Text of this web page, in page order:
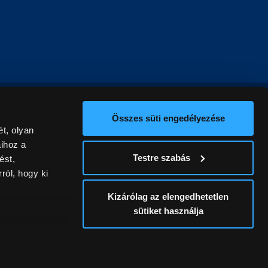
olyan
a
hogy ki
Összes süti engedélyezése
Testre szabás
Kizárólag az elengedhetetlen
sütiket használja